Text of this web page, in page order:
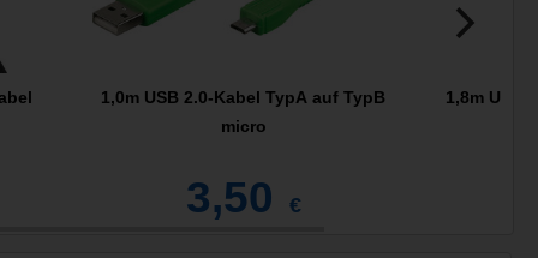
1,0m USB 2.0-Kabel TypA auf TypB
micro
3,50 €
1,8m USB